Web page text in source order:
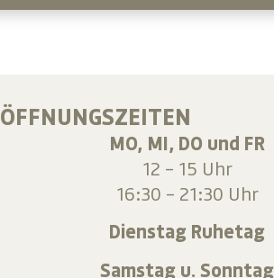
ÖFFNUNGSZEITEN
MO, MI, DO und FR
12 – 15 Uhr
16:30 – 21:30 Uhr
Dienstag Ruhetag
Samstag u. Sonntag